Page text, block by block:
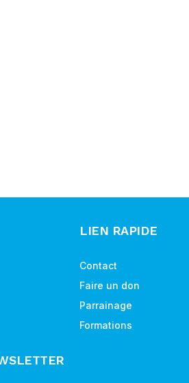
LIEN RAPIDE
Contact
Faire un don
Parrainage
Formations